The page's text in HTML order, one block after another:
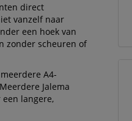
direct
vanzelf naar
een hoek van
zonder scheuren of
A4-
Jalema
langere,